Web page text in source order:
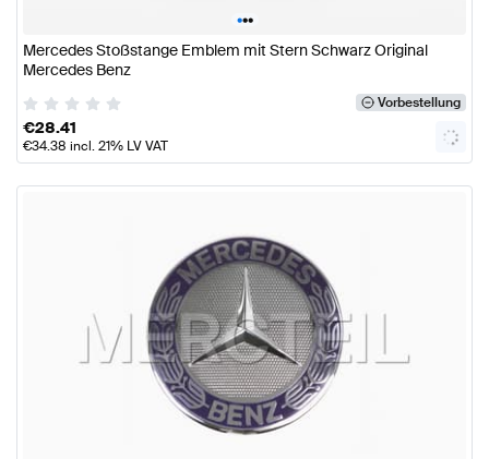
•••
Mercedes Stoßstange Emblem mit Stern Schwarz Original
Mercedes Benz
Vorbestellung
€28.41
€34.38 incl. 21% LV VAT